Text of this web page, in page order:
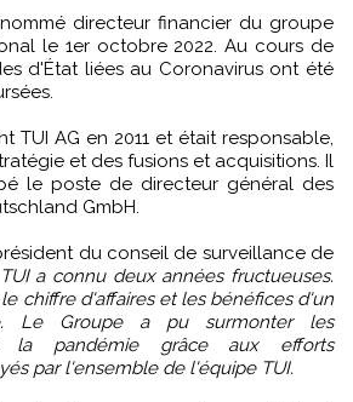
le 1er octobre 2022. Au cours de
d'État liées au Coronavirus ont été
TUI AG en 2011 et était responsable,
et des fusions et acquisitions. Il
le poste de directeur général des
GmbH.
du conseil de surveillance de
TUI a connu deux années fructueuses.
chiffre d'affaires et les bénéfices d'un
Le Groupe a pu surmonter les
la pandémie grâce aux efforts
par l'ensemble de l'équipe TUI.